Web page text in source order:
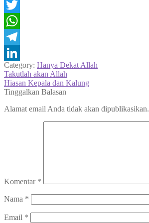
Facebook
Twitter
WhatsApp
Telegram
LinkedIn
Category: Hanya Dekat Allah
Navigasi
pos
Previous
post:
Takutlah akan Allah
Next
post:
Hiasan Kepala dan Kalung
Tinggalkan Balasan
Alamat email Anda tidak akan dipublikasikan.
Komentar *
Nama *
Email *